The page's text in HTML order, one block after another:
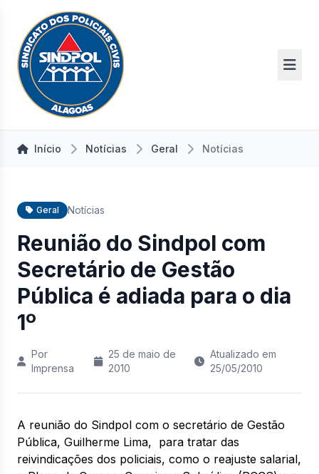
Início Notícias Geral Notícias
Geral Notícias
Reunião do Sindpol com
Secretário de Gestão
Pública é adiada para o dia
1º
Por
Imprensa
25 de maio de
2010
Atualizado em
25/05/2010
A reunião do Sindpol com o secretário de Gestão
Pública, Guilherme Lima, para tratar das
reivindicações dos policiais, como o reajuste salarial,